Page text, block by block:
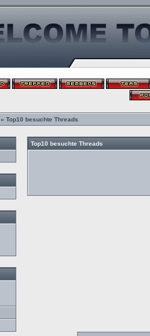
» Top10 besuchte Threads
Top10 besuchte Threads